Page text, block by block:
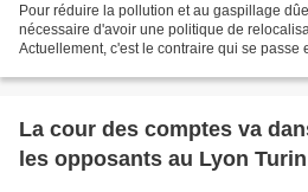
Pour réduire la pollution et au gaspillage
nécessaire d'avoir une politique de
Actuellement, c'est le contraire qui se passe
La cour des comptes va
les opposants au Lyon